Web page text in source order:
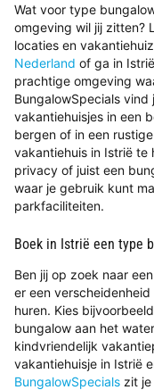
Wat voor type
omgeving wil jij zitten?
locaties en
Nederland of ga in
prachtige omgeving
BungalowSpecials
vakantiehuisjes in een
bergen of in een
vakantiehuis in Istrië te
privacy of juist een
waar je gebruik kunt
parkfaciliteiten.
Boek in Istrië een type
Ben jij op zoek naar
er een
huren. Kies
bungalow aan het
kindvriendelijk
vakantiehuisje in Istrië
BungalowSpecials zit